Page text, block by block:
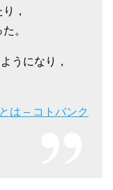
，
。
うになり，
は – コトバンク